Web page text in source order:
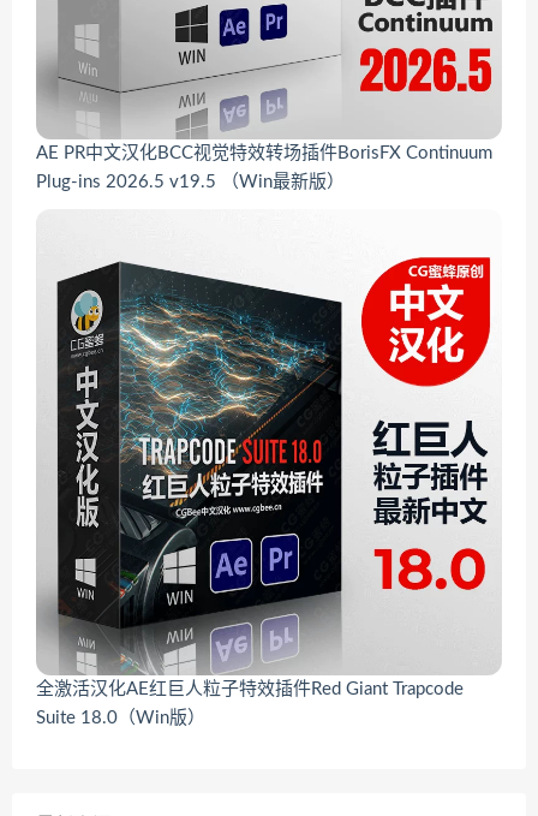
AE PR中文汉化BCC视觉特效转场插件BorisFX Continuum
Plug-ins 2026.5 v19.5 （Win最新版）
全激活汉化AE红巨人粒子特效插件Red Giant Trapcode
Suite 18.0（Win版）